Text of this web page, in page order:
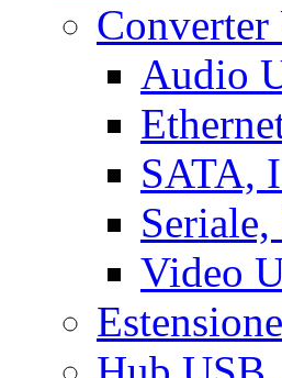
Converter
Audio
SATA,
Video